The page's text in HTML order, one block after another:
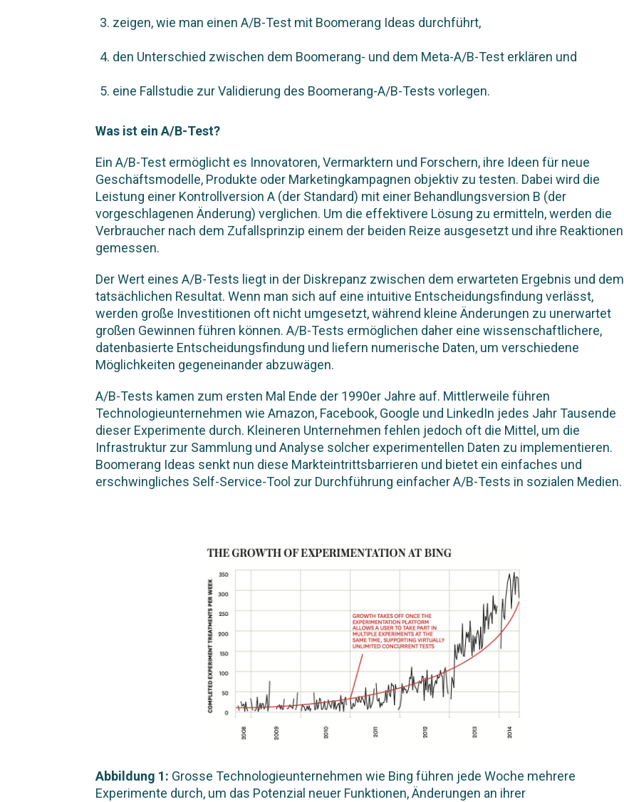
zeigen, wie man einen A/B-Test mit Boomerang Ideas durchführt,
den Unterschied zwischen dem Boomerang- und dem Meta-A/B-Test erklären und
eine Fallstudie zur Validierung des Boomerang-A/B-Tests vorlegen.
Was ist ein A/B-Test?
Ein A/B-Test ermöglicht es Innovatoren, Vermarktern und Forschern, ihre Ideen für neue
Geschäftsmodelle, Produkte oder Marketingkampagnen objektiv zu testen. Dabei wird die
Leistung einer Kontrollversion A (der Standard) mit einer Behandlungsversion B (der
vorgeschlagenen Änderung) verglichen. Um die effektivere Lösung zu ermitteln, werden die
Verbraucher nach dem Zufallsprinzip einem der beiden Reize ausgesetzt und ihre Reaktionen
gemessen.
Der Wert eines A/B-Tests liegt in der Diskrepanz zwischen dem erwarteten Ergebnis und dem
tatsächlichen Resultat. Wenn man sich auf eine intuitive Entscheidungsfindung verlässt,
werden große Investitionen oft nicht umgesetzt, während kleine Änderungen zu unerwartet
großen Gewinnen führen können. A/B-Tests ermöglichen daher eine wissenschaftlichere,
datenbasierte Entscheidungsfindung und liefern numerische Daten, um verschiedene
Möglichkeiten gegeneinander abzuwägen.
A/B-Tests kamen zum ersten Mal Ende der 1990er Jahre auf. Mittlerweile führen
Technologieunternehmen wie Amazon, Facebook, Google und LinkedIn jedes Jahr Tausende
dieser Experimente durch. Kleineren Unternehmen fehlen jedoch oft die Mittel, um die
Infrastruktur zur Sammlung und Analyse solcher experimentellen Daten zu implementieren.
Boomerang Ideas senkt nun diese Markteintrittsbarrieren und bietet ein einfaches und
erschwingliches Self-Service-Tool zur Durchführung einfacher A/B-Tests in sozialen Medien.
Abbildung 1: Grosse Technologieunternehmen wie Bing führen jede Woche mehrere
Experimente durch, um das Potenzial neuer Funktionen, Änderungen an ihrer